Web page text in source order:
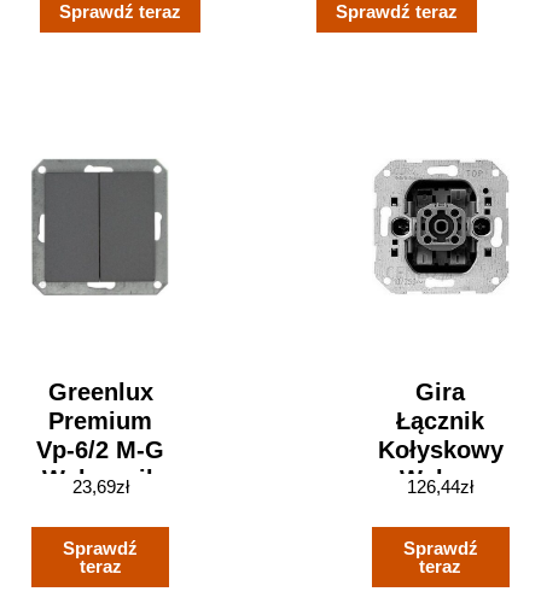
SDD113114SCH
Sprawdź teraz Sprawdź teraz
Greenlux
Premium
Vp-6/2 M-G
Wyłącznik
Podwójny
GXKP419
23,69zł
Sprawdź
teraz
Gira
Łącznik
Kołyskowy
Wyłącz
Kontr Urz.
Pt. 011200
126,44zł
Sprawdź
teraz